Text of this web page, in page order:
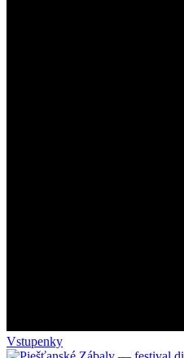
Vstupenky